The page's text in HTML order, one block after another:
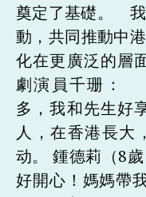
奠定了基礎。 我
動，共同推動中
化在更廣泛的層
劇演員千珊：
多，我和先生好
人，在香港長大
动。 鍾德莉（
好開心！媽媽帶